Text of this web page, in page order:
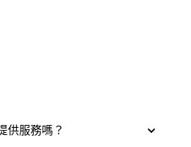
供服務嗎？